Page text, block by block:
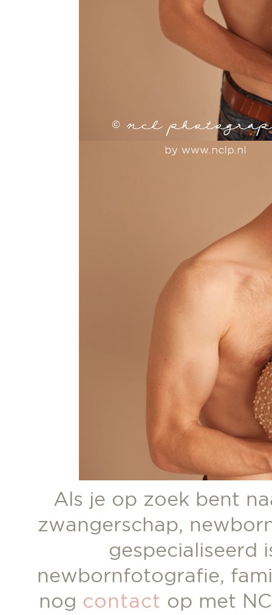
Als je op zoek bent
zwangerschap,
gespecialiseerd
newbornfotografie,
nog contact op met